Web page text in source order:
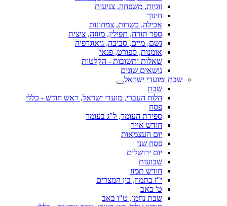
זוגיות, משפחה, צניעות
חינוך
אכילה, כשרות, צמחונות
ספר תורה, תפילין, מזוזה, ציצית
גשם, מיים, סביבה, גיאוגרפיה
אומנות, ספורט, פנאי
שאלות ותשובות - הקלטות
נושאים שונים
שבת ומועדי ישראל
שבת
הלוח העברי, מועדי ישראל, ראש חודש - כללי
פסח
ספירת העומר, ל"ג בעומר
חודש אייר
יום העצמאות
פסח שני
יום ירושלים
שבועות
חודש תמוז
י"ז בתמוז, בין המצרים
ט' באב
שבת נחמו, ט"ו באב